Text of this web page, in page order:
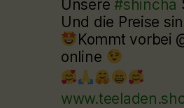
Unsere#shincha
Und die Preise
Kommt vorbei
online